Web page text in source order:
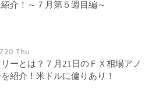
介！～７月第５週目編～
Thu
ーとは？７月21日のＦＸ相場アノ
紹介！米ドルに偏りあり！